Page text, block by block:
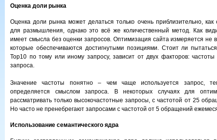
Оценка доли рынка
Оценка доли рынка может делаться только очень приблизительно, как
для размышления, однако это всё же количественный метод. Как
имеет смысла без оценки запросов. Оптимизация сайта измеряется не
которые обеспечиваются достигнутыми позициями. Стоит ли
Тоp10 по тому или иному запросу, зависит от двух факторов:
запроса.
Значение частоты понятно – чем чаще используется запрос,
определяется смыслом запроса. В некоторых случаях для
рассматривать только высокочастотные запросы, с частотой от 25
Но часто не пренебрегают запросами с частотой от 5 обращений
Использование семантического ядра